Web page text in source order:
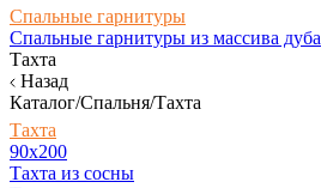
Спальные гарнитуры
Спальные гарнитуры из массива дуба
Тахта
Назад
Каталог/Спальня/Тахта
Тахта
90х200
Тахта из сосны